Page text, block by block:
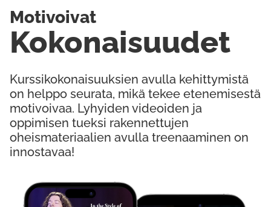
Kurssikokonaisuuksien avulla kehittymistä
on helppo seurata, mikä tekee etenemisestä
motivoivaa. Lyhyiden videoiden ja
oppimisen tueksi rakennettujen
oheismateriaalien avulla treenaaminen on
innostavaa!
Kokonaisuudet
Motivoivat